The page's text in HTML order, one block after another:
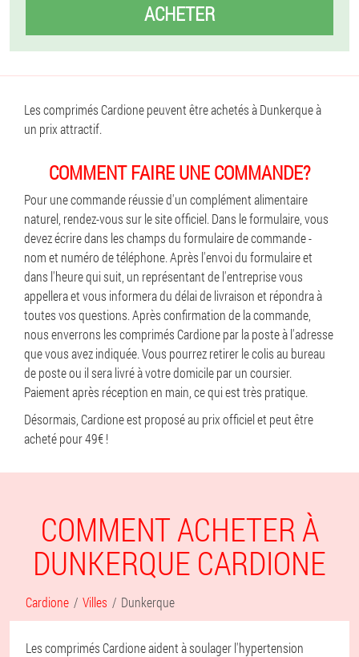
ACHETER
Les comprimés Cardione peuvent être achetés à Dunkerque à
un prix attractif.
COMMENT FAIRE UNE COMMANDE?
Pour une commande réussie d'un complément alimentaire
naturel, rendez-vous sur le site officiel. Dans le formulaire, vous
devez écrire dans les champs du formulaire de commande -
nom et numéro de téléphone. Après l'envoi du formulaire et
dans l'heure qui suit, un représentant de l'entreprise vous
appellera et vous informera du délai de livraison et répondra à
toutes vos questions. Après confirmation de la commande,
nous enverrons les comprimés Cardione par la poste à l'adresse
que vous avez indiquée. Vous pourrez retirer le colis au bureau
de poste ou il sera livré à votre domicile par un coursier.
Paiement après réception en main, ce qui est très pratique.
Désormais, Cardione est proposé au prix officiel et peut être
acheté pour 49€ !
COMMENT ACHETER À
DUNKERQUE CARDIONE
Cardione Villes Dunkerque
Les comprimés Cardione aident à soulager l'hypertension